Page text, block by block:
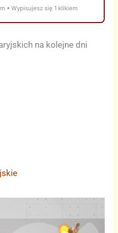
• Wypisujesz się 1 klikiem
na kolejne dni